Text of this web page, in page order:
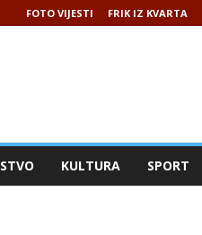
FOTO VIJESTI FRIK IZ KVARTA
KULTURA SPORT